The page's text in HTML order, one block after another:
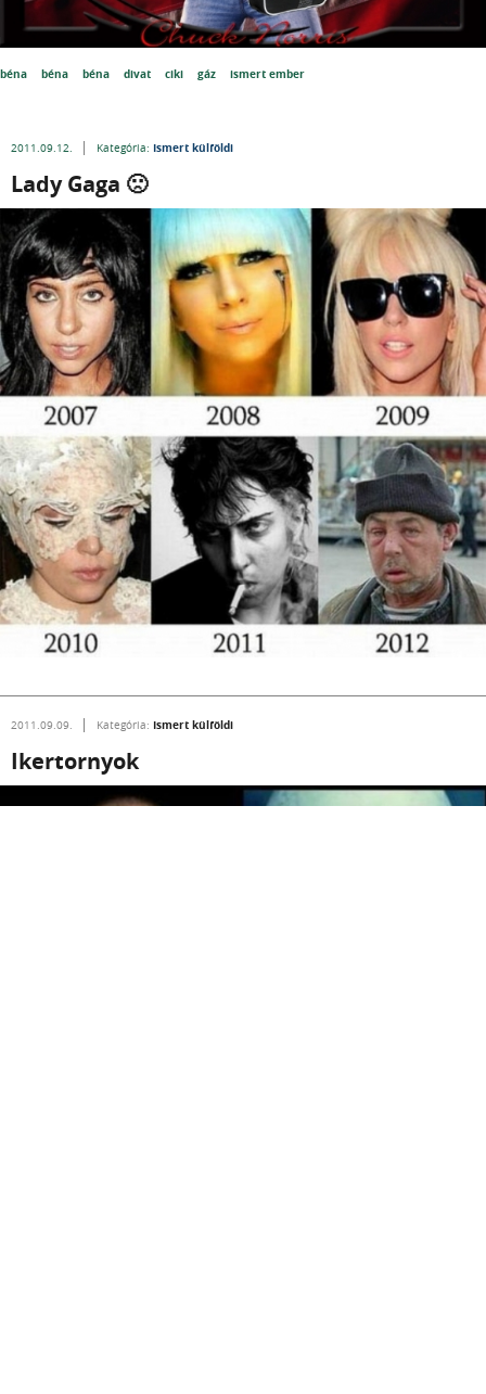
béna béna béna divat ciki gáz ismert ember
2011.09.12. Kategória: Ismert külföldi
Lady Gaga 🙁
2011.09.09. Kategória: Ismert külföldi
Ikertornyok